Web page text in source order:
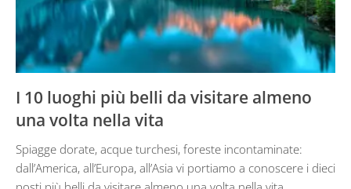
I 10 luoghi più belli da visitare almeno
una volta nella vita
Spiagge dorate, acque turchesi, foreste incontaminate:
dall’America, all’Europa, all’Asia vi portiamo a conoscere i dieci